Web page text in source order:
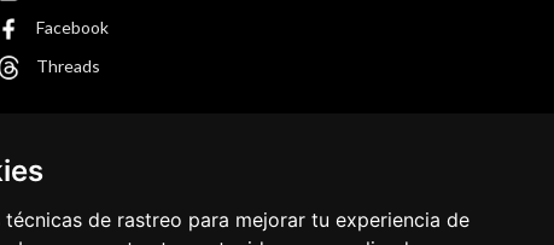
de rastreo para mejorar tu experiencia de
Facebook
Threads